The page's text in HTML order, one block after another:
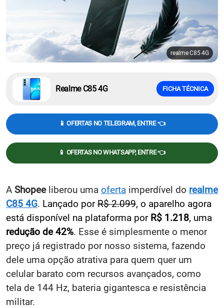
realme C85 4G
Realme C85 4G FICHA TÉCNICA
📱 OFERTAS NO TELEGRAM, ENTRE 👈
📱 OFERTAS NO WHATSAPP, ENTRE 👈
A Shopee liberou uma oferta imperdível do realme
C85 4G. Lançado porR$ 2.099, o aparelho agora
está disponível na plataforma por R$ 1.218, uma
redução de 42%. Esse é simplesmente o menor
preço já registrado por nosso sistema, fazendo
dele uma opção atrativa para quem quer um
celular barato com recursos avançados, como
tela de 144 Hz, bateria gigantesca e resistência
militar.